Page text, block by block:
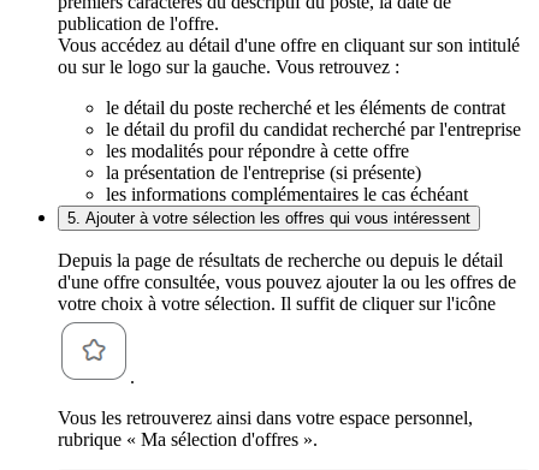
publication de l'offre.
Vous accédez au détail d'une offre en cliquant sur son intitulé
ou sur le logo sur la gauche. Vous retrouvez :
le détail du poste recherché et les éléments de contrat
le détail du profil du candidat recherché par l'entreprise
les modalités pour répondre à cette offre
la présentation de l'entreprise (si présente)
les informations complémentaires le cas échéant
5. Ajouter à votre sélection les offres qui vous intéressent
Depuis la page de résultats de recherche ou depuis le détail
d'une offre consultée, vous pouvez ajouter la ou les offres de
votre choix à votre sélection. Il suffit de cliquer sur l'icône
.
Vous les retrouverez ainsi dans votre espace personnel,
rubrique « Ma sélection d'offres ».